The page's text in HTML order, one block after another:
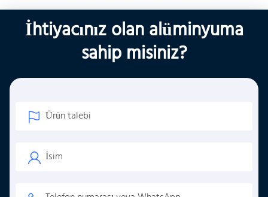
İhtiyacınız olan alüminyuma
sahip misiniz?